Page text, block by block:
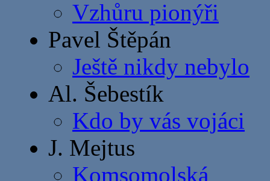
Vzhůru pionýři
Pavel Štěpán
Ještě nikdy nebylo
Al. Šebestík
Kdo by vás vojáci
J. Mejtus
Komsomolská